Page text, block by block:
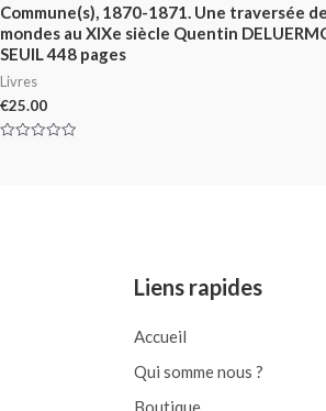
Commune(s), 1870-1871. Une traversée
mondes au XIXe siècle Quentin
SEUIL 448 pages
Livres
€25.00
Liens rapides
Accueil
Qui somme nous ?
Boutique